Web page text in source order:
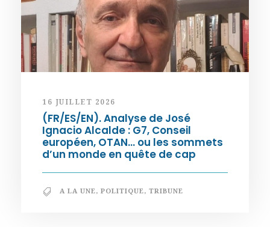
16 JUILLET 2026
(FR/ES/EN). Analyse de José
Ignacio Alcalde : G7, Conseil
européen, OTAN… ou les sommets
d’un monde en quête de cap
A LA UNE, POLITIQUE, TRIBUNE